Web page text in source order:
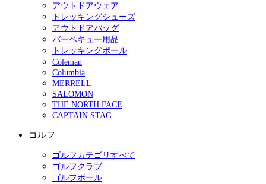
アウトドアウェア
トレッキングシューズ
アウトドアバッグ
バーベキュー用品
トレッキングポール
Coleman
Columbia
MERRELL
SALOMON
THE NORTH FACE
CAPTAIN STAG
ゴルフ
ゴルフカテゴリすべて
ゴルフクラブ
ゴルフボール